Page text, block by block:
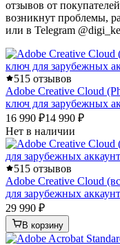
отзывов от
возникнут проблемы,
или в Telegram
515 отзывов
Adobe Creative Cloud
ключ для зарубежных
16 990 ₽14 990 ₽
Нет в наличии
515 отзывов
Adobe Creative Cloud
для зарубежных
29 990 ₽
В корзину